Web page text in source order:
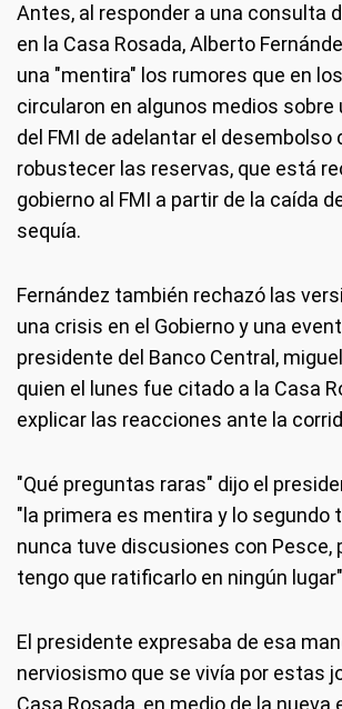
Antes, al responder a una consulta
en la Casa Rosada, Alberto
una "mentira" los rumores que en
circularon en algunos medios sobre
del FMI de adelantar el desembolso
robustecer las reservas, que está
gobierno al FMI a partir de la caída
sequía.
Fernández también rechazó las
una crisis en el Gobierno y una
presidente del Banco Central,
quien el lunes fue citado a la Casa
explicar las reacciones ante la
"Qué preguntas raras" dijo el
"la primera es mentira y lo segundo
nunca tuve discusiones con Pesce,
tengo que ratificarlo en ningún
El presidente expresaba de esa
nerviosismo que se vivía por estas
Casa Rosada, en medio de la nueva